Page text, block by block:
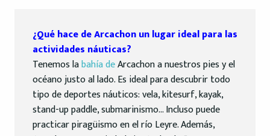
¿Qué hace de Arcachon un lugar ideal para las
actividades náuticas?
Tenemos labahía deArcachon a nuestros pies y el
océano justo al lado. Es ideal para descubrir todo
tipo de deportes náuticos: vela, kitesurf, kayak,
stand-up paddle, submarinismo… Incluso puede
practicar piragüismo en el río Leyre. Además,